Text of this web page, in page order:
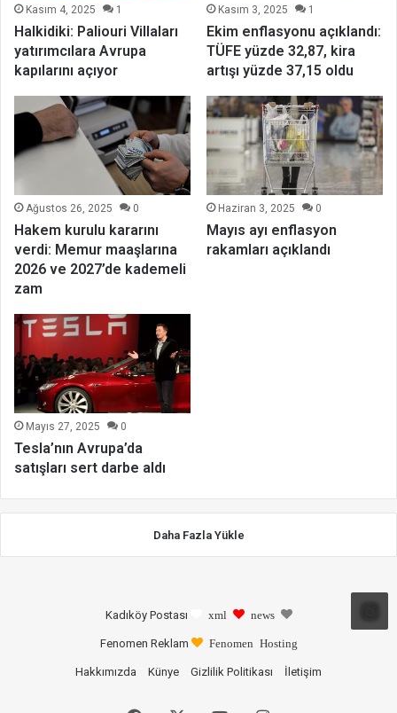
Kasım 4, 2025 1
Halkidiki: Paliouri Villaları
yatırımcılara Avrupa
kapılarını açıyor
Kasım 3, 2025 1
Ekim enflasyonu açıklandı:
TÜFE yüzde 32,87, kira
artışı yüzde 37,15 oldu
Ağustos 26, 2025 0
Hakem kurulu kararını
verdi: Memur maaşlarına
2026 ve 2027’de kademeli
zam
Haziran 3, 2025 0
Mayıs ayı enflasyon
rakamları açıklandı
Mayıs 27, 2025 0
Tesla’nın Avrupa’da
satışları sert darbe aldı
Daha Fazla Yükle
Kadıköy Postası xml news
Fenomen Reklam Fenomen Hosting
Hakkımızda Künye Gizlilik Politikası İletişim